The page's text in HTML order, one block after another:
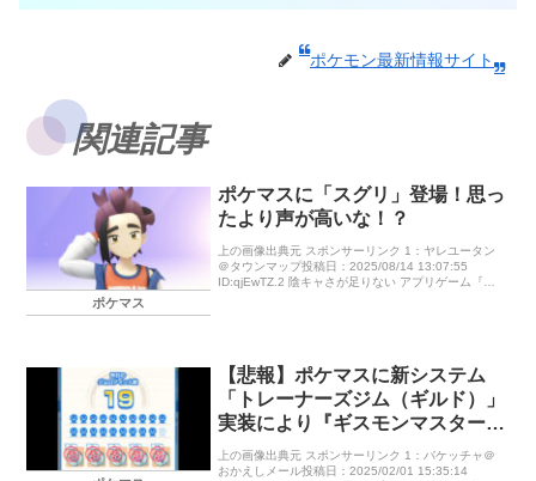
ポケモン最新情報サイト
関連記事
ポケマス
ポケマスに「スグリ」登場！思っ
たより声が高いな！？
上の画像出典元 スポンサーリンク 1：ヤレユータン
＠タウンマップ投稿日：2025/08/14 13:07:55
ID:qjEwTZ.2 陰キャさが足りない アプリゲーム『ポ
【悲報】ポケマスに新システム
「トレーナーズジム（ギルド）」
実装により『ギスモンマスター
ズ』始まってしまう
上の画像出典元 スポンサーリンク 1：バケッチャ＠
おかえしメール投稿日：2025/02/01 15:35:14